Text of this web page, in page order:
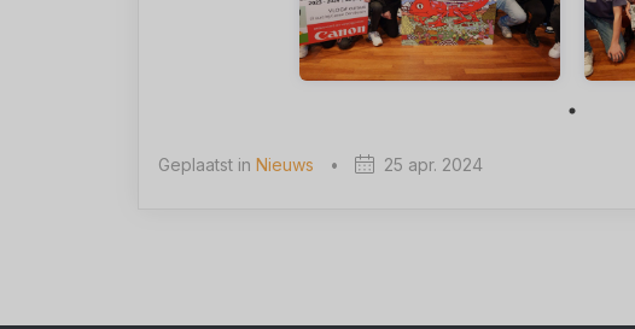
Geplaatst in Nieuws • 25 apr. 2024